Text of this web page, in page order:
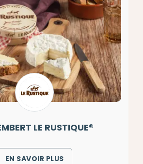
LE RUSTIQUE®
EN SAVOIR PLUS